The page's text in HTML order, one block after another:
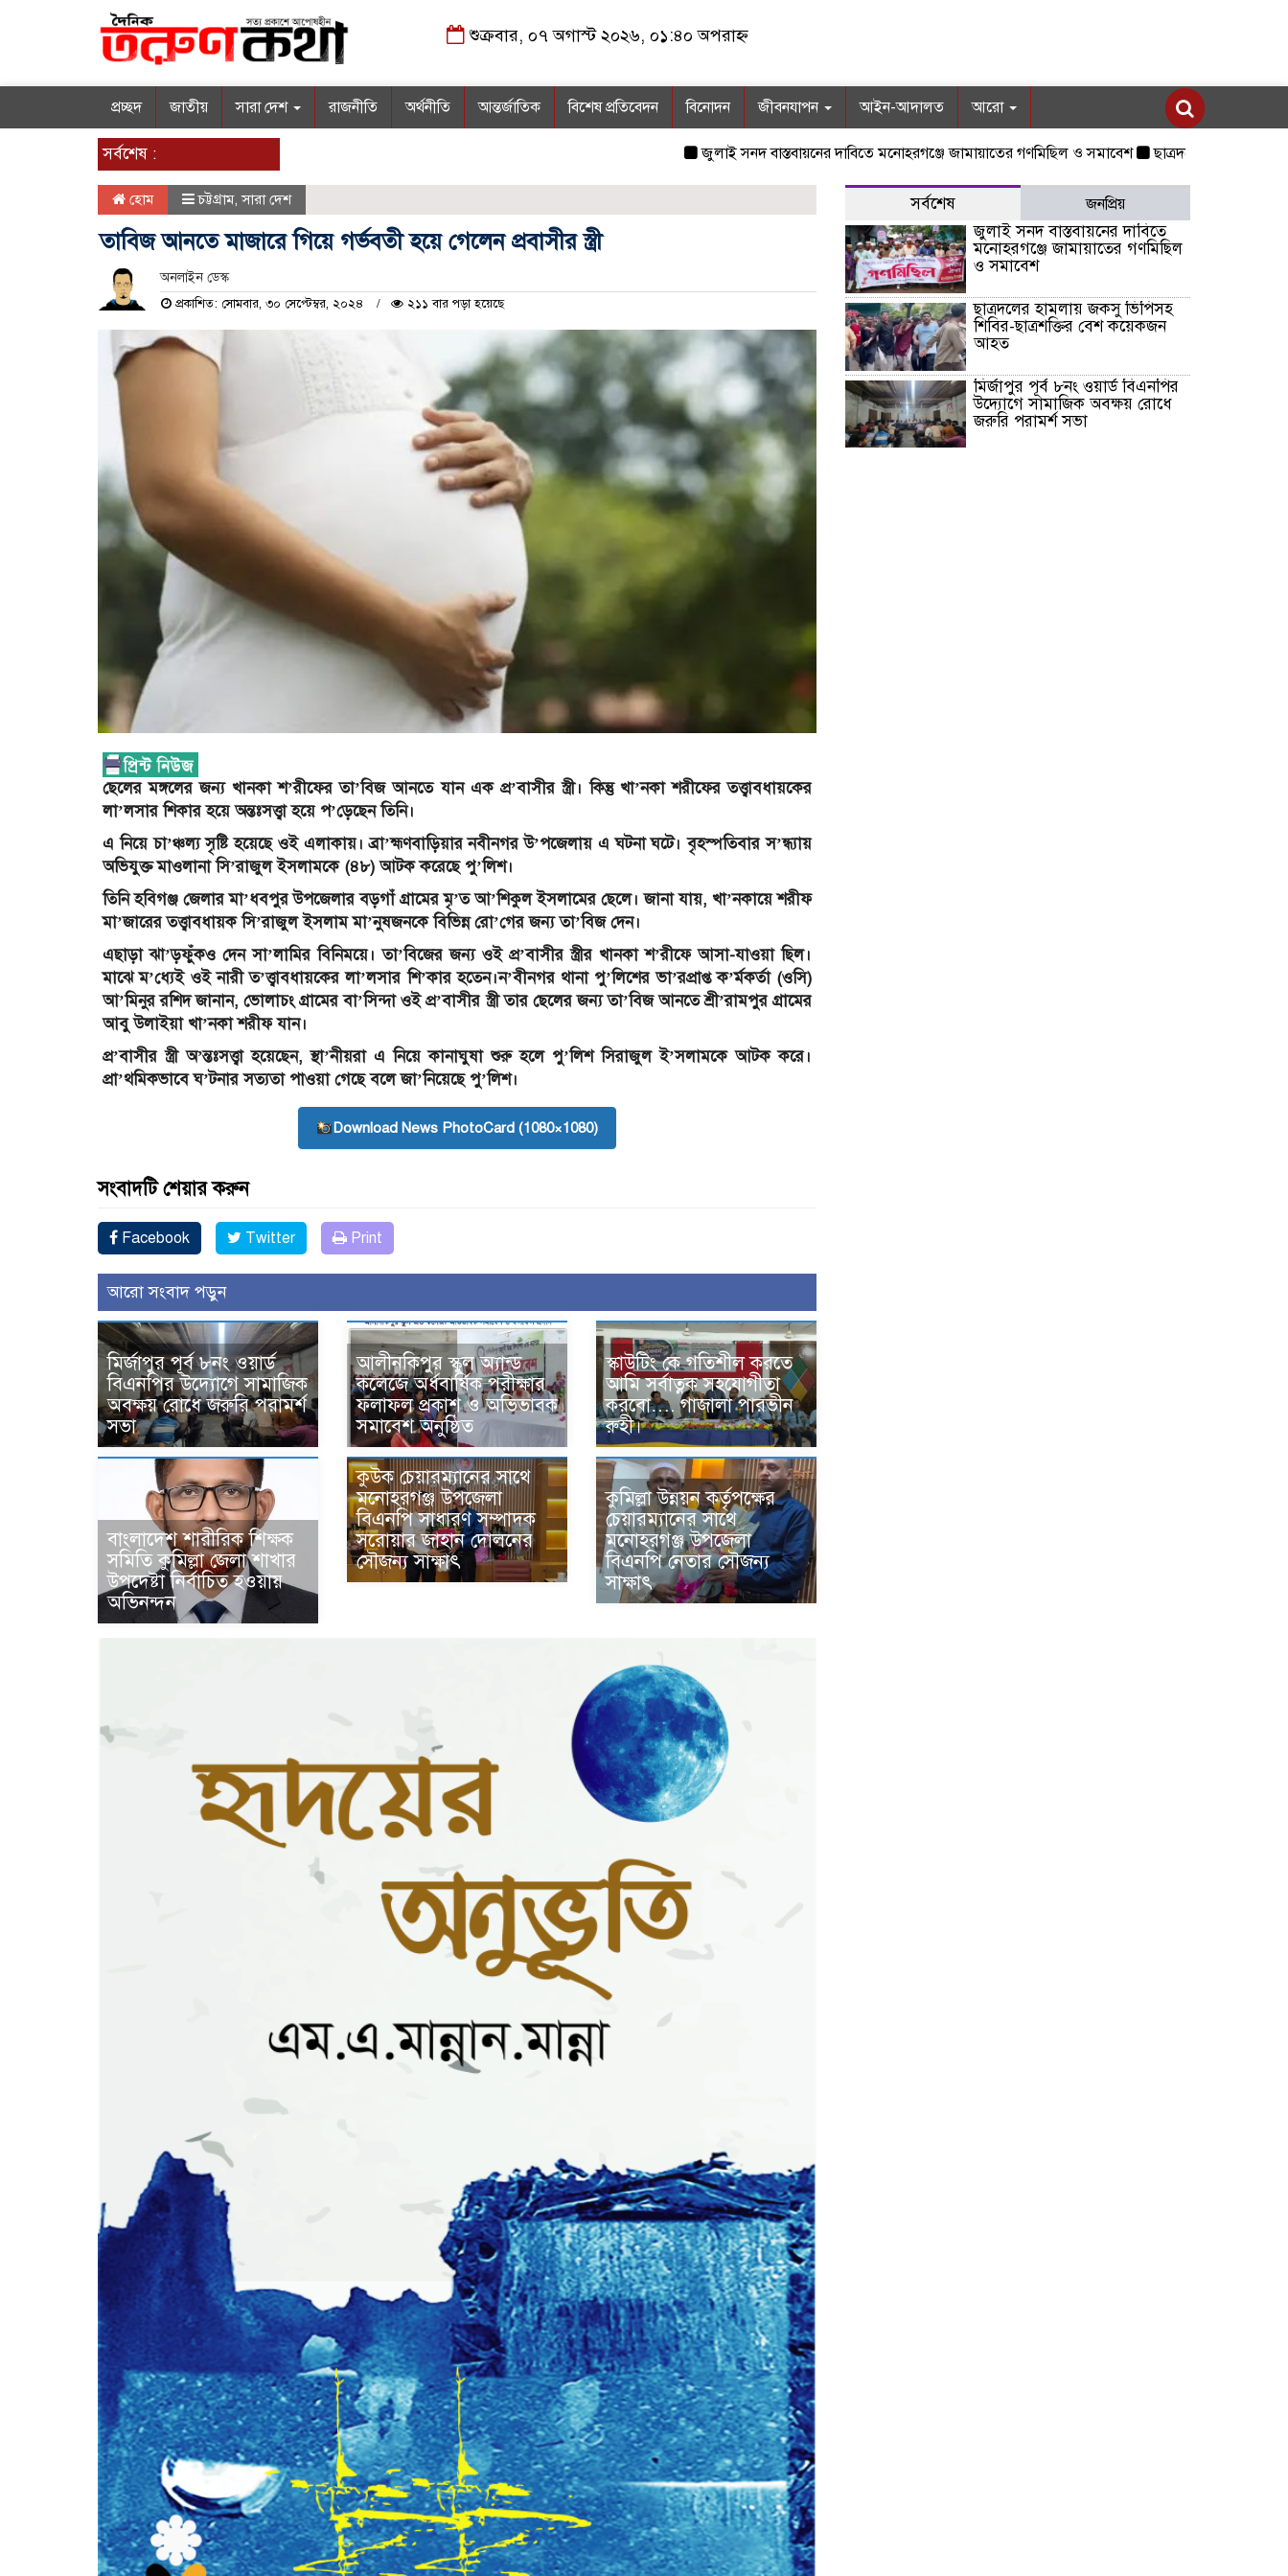
শুক্রবার, ০৭ অগাস্ট ২০২৬, ০১:৪০ অপরাহ্ন
প্রচ্ছদ জাতীয় সারা দেশ রাজনীতি অর্থনীতি আন্তর্জাতিক বিশেষ প্রতিবেদন বিনোদন জীবনযাপন আইন-আদালত আরো
সর্বশেষ : জুলাই সনদ বাস্তবায়নের দাবিতে মনোহরগঞ্জে জামায়াতের গণমিছিল ও সমাবেশ ছাত্রদলের হামলায় জকসু
হোম চট্টগ্রাম,সারা দেশ
তাবিজ আনতে মাজারে গিয়ে গর্ভবতী হয়ে গেলেন প্রবাসীর স্ত্রী
অনলাইন ডেস্ক
প্রকাশিত: সোমবার, ৩০ সেপ্টেম্বর, ২০২৪ ২১১ বার পড়া হয়েছে
ছেলের মঙ্গলের জন্য খানকা শ’রীফের তা’বিজ আনতে যান এক প্র’বাসীর স্ত্রী। কিন্তু খা’নকা শরীফের তত্ত্বাবধায়কের
লা’লসার শিকার হয়ে অন্তঃসত্ত্বা হয়ে প’ড়েছেন তিনি।
এ নিয়ে চা’ঞ্চল্য সৃষ্টি হয়েছে ওই এলাকায়। ব্রা’হ্মণবাড়িয়ার নবীনগর উ’পজেলায় এ ঘটনা ঘটে। বৃহস্পতিবার স’ন্ধ্যায়
অভিযুক্ত মাওলানা সি’রাজুল ইসলামকে (৪৮) আটক করেছে পু’লিশ।
তিনি হবিগঞ্জ জেলার মা’ধবপুর উপজেলার বড়গাঁ গ্রামের মৃ’ত আ’শিকুল ইসলামের ছেলে। জানা যায়, খা’নকায়ে শরীফ
মা’জারের তত্ত্বাবধায়ক সি’রাজুল ইসলাম মা’নুষজনকে বিভিন্ন রো’গের জন্য তা’বিজ দেন।
এছাড়া ঝা’ড়ফুঁকও দেন সা’লামির বিনিময়ে। তা’বিজের জন্য ওই প্র’বাসীর স্ত্রীর খানকা শ’রীফে আসা-যাওয়া ছিল।
মাঝে ম’ধ্যেই ওই নারী ত’ত্ত্বাবধায়কের লা’লসার শি’কার হতেন।ন’বীনগর থানা পু’লিশের ভা’রপ্রাপ্ত ক’র্মকর্তা (ওসি)
আ’মিনুর রশিদ জানান, ভোলাচং গ্রামের বা’সিন্দা ওই প্র’বাসীর স্ত্রী তার ছেলের জন্য তা’বিজ আনতে শ্রী’রামপুর গ্রামের
আবু উলাইয়া খা’নকা শরীফ যান।
প্র’বাসীর স্ত্রী অ’ন্তঃসত্ত্বা হয়েছেন, স্থা’নীয়রা এ নিয়ে কানাঘুষা শুরু হলে পু’লিশ সিরাজুল ই’সলামকে আটক করে।
প্রা’থমিকভাবে ঘ’টনার সত্যতা পাওয়া গেছে বলে জা’নিয়েছে পু’লিশ।
Download News PhotoCard (1080×1080)
সংবাদটি শেয়ার করুন
Facebook Twitter Print
আরো সংবাদ পড়ুন
মির্জাপুর পূর্ব ৮নং ওয়ার্ড
বিএনপির উদ্যোগে সামাজিক
অবক্ষয় রোধে জরুরি পরামর্শ
সভা
আলীনকিপুর স্কুল অ্যান্ড
কলেজে অর্ধবার্ষিক পরীক্ষার
ফলাফল প্রকাশ ও অভিভাবক
সমাবেশ অনুষ্ঠিত
স্কাউটিং কে গতিশীল করতে
আমি সর্বাত্নক সহযোগীতা
করবো…. গাজালা পারভীন
রুহী।
বাংলাদেশ শারীরিক শিক্ষক
সমিতি কুমিল্লা জেলা শাখার
উপদেষ্টা নির্বাচিত হওয়ায়
অভিনন্দন
কুউক চেয়ারম্যানের সাথে
মনোহরগঞ্জ উপজেলা
বিএনপি সাধারণ সম্পাদক
সরোয়ার জাহান দোলনের
সৌজন্য সাক্ষাৎ
কুমিল্লা উন্নয়ন কর্তৃপক্ষের
চেয়ারম্যানের সাথে
মনোহরগঞ্জ উপজেলা
বিএনপি নেতার সৌজন্য
সাক্ষাৎ
সর্বশেষ জনপ্রিয়
জুলাই সনদ বাস্তবায়নের দাবিতে
মনোহরগঞ্জে জামায়াতের গণমিছিল
ও সমাবেশ
ছাত্রদলের হামলায় জকসু ভিপিসহ
শিবির-ছাত্রশক্তির বেশ কয়েকজন
আহত
মির্জাপুর পূর্ব ৮নং ওয়ার্ড বিএনপির
উদ্যোগে সামাজিক অবক্ষয় রোধে
জরুরি পরামর্শ সভা